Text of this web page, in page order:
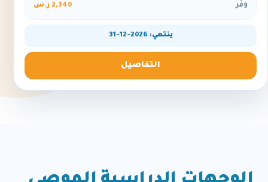
وفّر
2,340 ر.س
ينتهي: 2026-12-31
التفاصيل